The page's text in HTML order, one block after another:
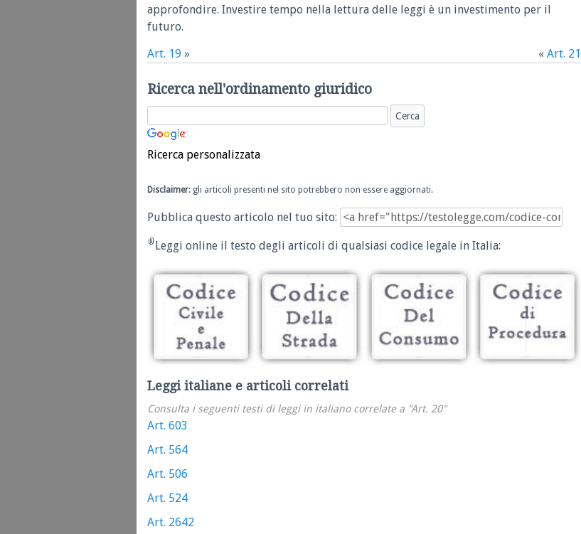
approfondire. Investire tempo nella lettura delle leggi è un investimento per il
futuro.
Art. 19 » « Art. 21
Ricerca nell'ordinamento giuridico
Ricerca personalizzata
Disclaimer: gli articoli presenti nel sito potrebbero non essere aggiornati.
Pubblica questo articolo nel tuo sito:
Leggi online il testo degli articoli di qualsiasi codice legale in Italia:
Leggi italiane e articoli correlati
Consulta i seguenti testi di leggi in italiano correlate a "Art. 20"
Art. 603
Art. 564
Art. 506
Art. 524
Art. 2642